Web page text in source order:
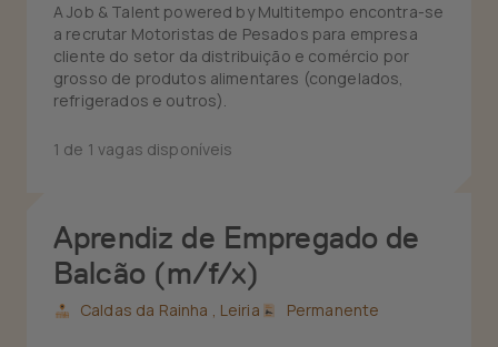
A Job & Talent powered by Multitempo encontra-se
a recrutar Motoristas de Pesados para empresa
cliente do setor da distribuição e comércio por
grosso de produtos alimentares (congelados,
refrigerados e outros).
1 de 1 vagas disponíveis
Aprendiz de Empregado de
Balcão (m/f/x)
Caldas da Rainha , Leiria Permanente